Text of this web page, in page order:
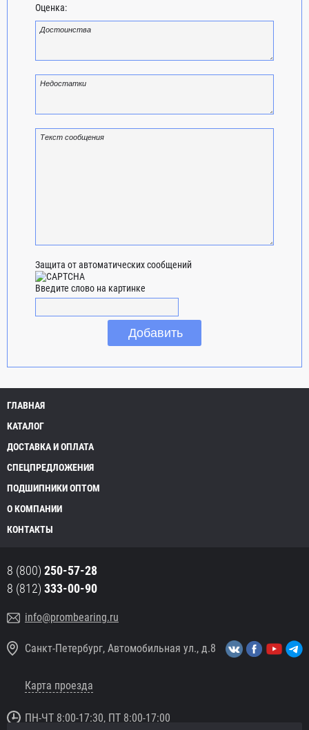
Оценка:
Защита от автоматических сообщений
Введите слово на картинке
ГЛАВНАЯ
КАТАЛОГ
ДОСТАВКА И ОПЛАТА
СПЕЦПРЕДЛОЖЕНИЯ
ПОДШИПНИКИ ОПТОМ
О КОМПАНИИ
КОНТАКТЫ
8 (800) 250-57-28
8 (812) 333-00-90
info@prombearing.ru
Санкт-Петербург, Автомобильная ул., д.8
Карта проезда
ПН-ЧТ 8:00-17:30, ПТ 8:00-17:00